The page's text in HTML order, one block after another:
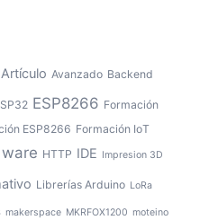
Artículo Avanzado Backend
ESP8266 Formación
ESP8266 Formación IoT
HTTP IDE Impresion 3D
Librerías Arduino LoRa
makerspace MKRFOX1200 moteino